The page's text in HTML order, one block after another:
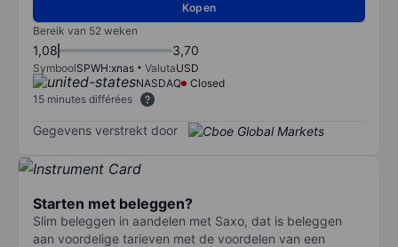
Kopen
Bereik van 52 weken
1,08 3,70
SymboolSPWH:xnas ValutaUSD
NASDAQ
Closed
15 minutes différées
Gegevens verstrekt door
Starten met beleggen?
Slim beleggen in aandelen met Saxo, dat is beleggen
aan voordelige tarieven met de voordelen van een